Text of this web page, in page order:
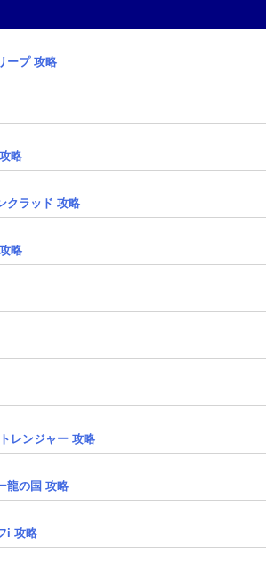
ープ 攻略
略
クラッド 攻略
略
レンジャー 攻略
龍の国 攻略
i 攻略